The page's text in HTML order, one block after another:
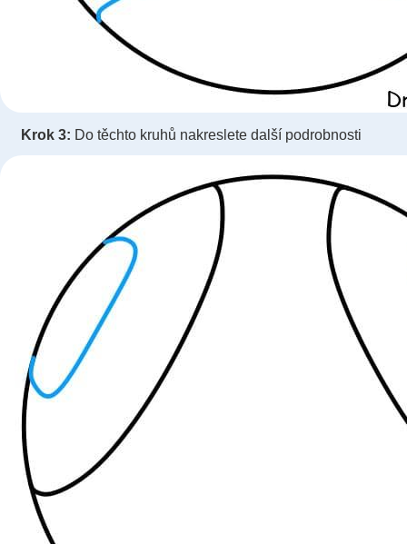
Krok 3: Do těchto kruhů nakreslete další podrobnosti